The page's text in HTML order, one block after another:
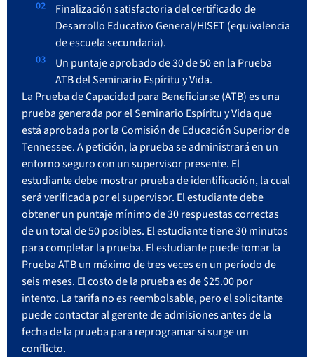
Finalización satisfactoria del certificado de
Desarrollo Educativo General/HISET (equivalencia
de escuela secundaria).
Un puntaje aprobado de 30 de 50 en la Prueba
ATB del Seminario Espíritu y Vida.
La Prueba de Capacidad para Beneficiarse (ATB) es una
prueba generada por el Seminario Espíritu y Vida que
está aprobada por la Comisión de Educación Superior de
Tennessee. A petición, la prueba se administrará en un
entorno seguro con un supervisor presente. El
estudiante debe mostrar prueba de identificación, la cual
será verificada por el supervisor. El estudiante debe
obtener un puntaje mínimo de 30 respuestas correctas
de un total de 50 posibles. El estudiante tiene 30 minutos
para completar la prueba. El estudiante puede tomar la
Prueba ATB un máximo de tres veces en un período de
seis meses. El costo de la prueba es de $25.00 por
intento. La tarifa no es reembolsable, pero el solicitante
puede contactar al gerente de admisiones antes de la
fecha de la prueba para reprogramar si surge un
conflicto.